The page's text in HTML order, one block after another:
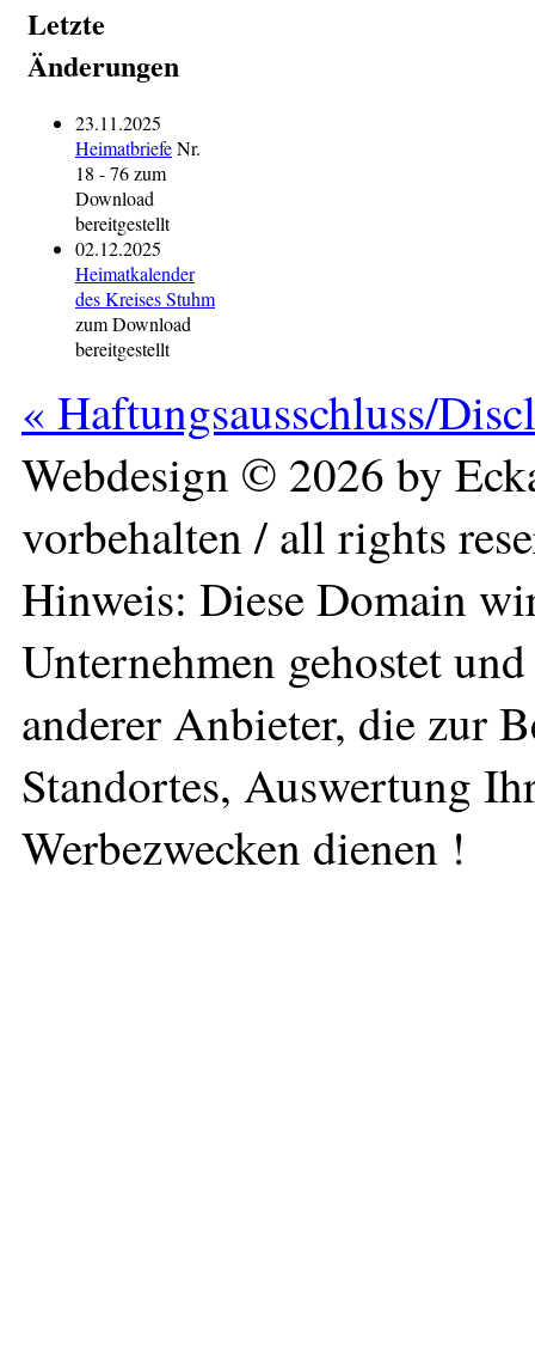
Letzte
Änderungen
23.11.2025
HeimatbriefeNr.
18 - 76 zum
Download
bereitgestellt
02.12.2025
Heimatkalender
des Kreises Stuhm
zum Download
bereitgestellt
« Haftungsausschluss/
Webdesign © 2026 by
vorbehalten / all rights
Hinweis: Diese Domain
Unternehmen gehostet
anderer Anbieter, die zur
Standortes, Auswertung
Werbezwecken dienen !